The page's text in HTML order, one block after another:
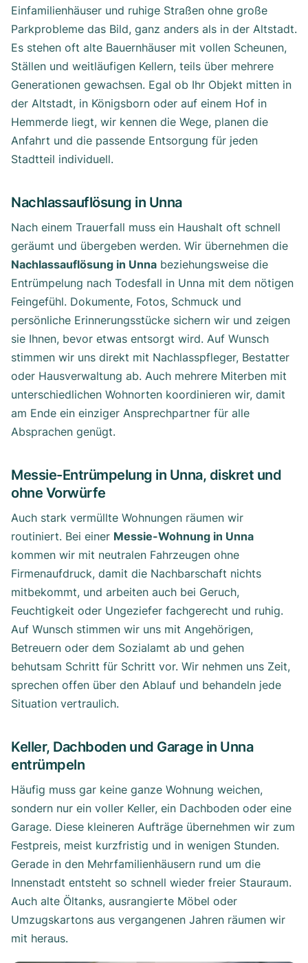
Einfamilienhäuser und ruhige Straßen ohne große
Parkprobleme das Bild, ganz anders als in der Altstadt.
Es stehen oft alte Bauernhäuser mit vollen Scheunen,
Ställen und weitläufigen Kellern, teils über mehrere
Generationen gewachsen. Egal ob Ihr Objekt mitten in
der Altstadt, in Königsborn oder auf einem Hof in
Hemmerde liegt, wir kennen die Wege, planen die
Anfahrt und die passende Entsorgung für jeden
Stadtteil individuell.
Nachlassauflösung in Unna
Nach einem Trauerfall muss ein Haushalt oft schnell
geräumt und übergeben werden. Wir übernehmen die
Nachlassauflösung in Unna beziehungsweise die
Entrümpelung nach Todesfall in Unna mit dem nötigen
Feingefühl. Dokumente, Fotos, Schmuck und
persönliche Erinnerungsstücke sichern wir und zeigen
sie Ihnen, bevor etwas entsorgt wird. Auf Wunsch
stimmen wir uns direkt mit Nachlasspfleger, Bestatter
oder Hausverwaltung ab. Auch mehrere Miterben mit
unterschiedlichen Wohnorten koordinieren wir, damit
am Ende ein einziger Ansprechpartner für alle
Absprachen genügt.
Messie-Entrümpelung in Unna, diskret und
ohne Vorwürfe
Auch stark vermüllte Wohnungen räumen wir
routiniert. Bei einer Messie-Wohnung in Unna
kommen wir mit neutralen Fahrzeugen ohne
Firmenaufdruck, damit die Nachbarschaft nichts
mitbekommt, und arbeiten auch bei Geruch,
Feuchtigkeit oder Ungeziefer fachgerecht und ruhig.
Auf Wunsch stimmen wir uns mit Angehörigen,
Betreuern oder dem Sozialamt ab und gehen
behutsam Schritt für Schritt vor. Wir nehmen uns Zeit,
sprechen offen über den Ablauf und behandeln jede
Situation vertraulich.
Keller, Dachboden und Garage in Unna
entrümpeln
Häufig muss gar keine ganze Wohnung weichen,
sondern nur ein voller Keller, ein Dachboden oder eine
Garage. Diese kleineren Aufträge übernehmen wir zum
Festpreis, meist kurzfristig und in wenigen Stunden.
Gerade in den Mehrfamilienhäusern rund um die
Innenstadt entsteht so schnell wieder freier Stauraum.
Auch alte Öltanks, ausrangierte Möbel oder
Umzugskartons aus vergangenen Jahren räumen wir
mit heraus.